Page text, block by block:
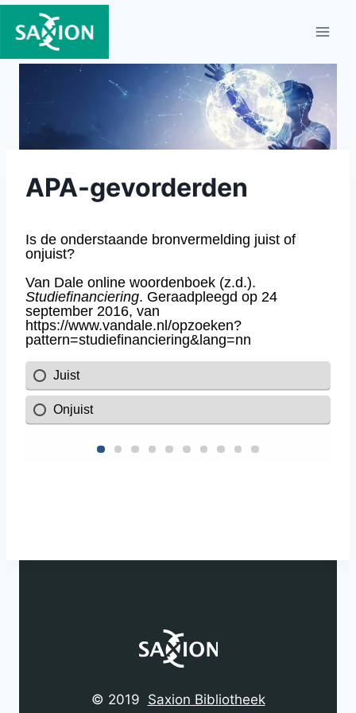
Doorgaan
naar
APA-gevorderden
© 2019 Saxion Bibliotheek